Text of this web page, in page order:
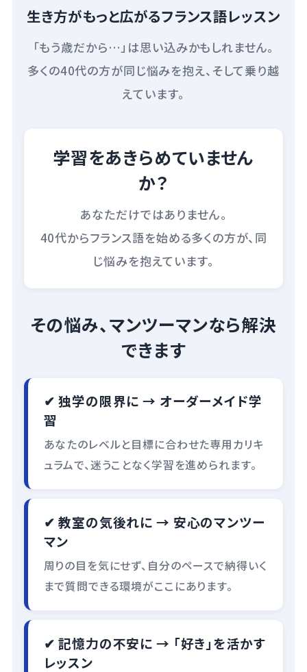
生き方がもっと広がるフランス語レッスン
「もう歳だから…」は思い込みかもしれません。
多くの40代の方が同じ悩みを抱え、そして乗り越
えています。
学習をあきらめていません
か？
あなただけではありません。
40代からフランス語を始める多くの方が、同
じ悩みを抱えています。
その悩み、マンツーマンなら解決
できます
✔ 独学の限界に → オーダーメイド学
習
あなたのレベルと目標に合わせた専用カリキ
ュラムで、迷うことなく学習を進められます。
✔ 教室の気後れに → 安心のマンツー
マン
周りの目を気にせず、自分のペースで納得いく
まで質問できる環境がここにあります。
✔ 記憶力の不安に → 「好き」を活かす
レッスン